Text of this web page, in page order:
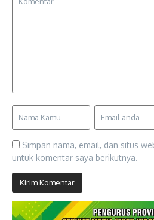
Simpan nama, email, dan situs
untuk komentar saya berikutnya.